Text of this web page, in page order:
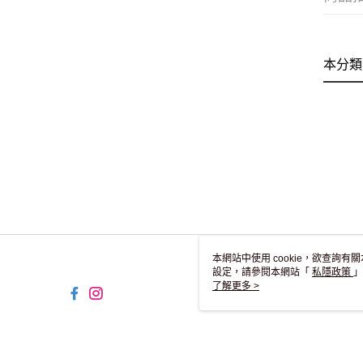
本分
本網站中使用 cookie，欲查詢有
設定，請參閱本網站「 私隱政策
用 cookie。
了解更多 >